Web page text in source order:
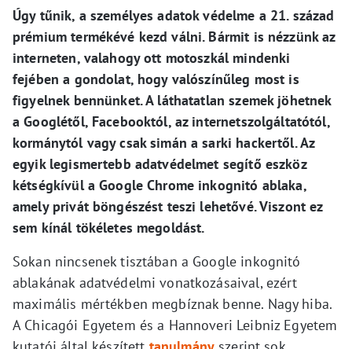
Úgy tűnik, a személyes adatok védelme a 21. század
prémium termékévé kezd válni. Bármit is nézzünk az
interneten, valahogy ott motoszkál mindenki
fejében a gondolat, hogy valószínűleg most is
figyelnek bennünket. A láthatatlan szemek jöhetnek
a Googlétől, Facebooktól, az internetszolgáltatótól,
kormánytól vagy csak simán a sarki hackertől. Az
egyik legismertebb adatvédelmet segítő eszköz
kétségkívül a Google Chrome inkognitó ablaka,
amely privát böngészést teszi lehetővé. Viszont ez
sem kínál tökéletes megoldást.
Sokan nincsenek tisztában a Google inkognitó
ablakának adatvédelmi vonatkozásaival, ezért
maximális mértékben megbíznak benne. Nagy hiba.
A Chicagói Egyetem és a Hannoveri Leibniz Egyetem